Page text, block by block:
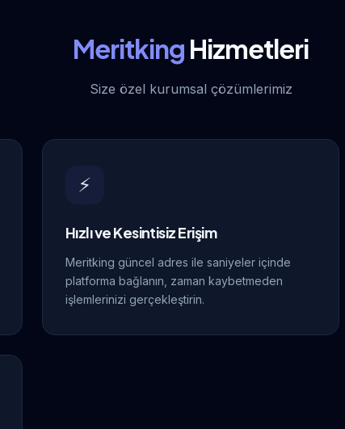
Meritking Hizmetleri
Size özel kurumsal çözümlerimiz
⚡
Hızlı ve Kesintisiz Erişim
Meritking güncel adres ile saniyeler içinde
platforma bağlanın, zaman kaybetmeden
işlemlerinizi gerçekleştirin.